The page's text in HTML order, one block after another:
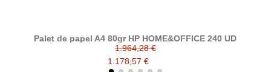
Palet de papel A4 80gr HP HOME&OFFICE 240 UD
1.964,28 €
1.178,57 €